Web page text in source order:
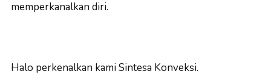
memperkanalkan diri.
Halo perkenalkan kami Sintesa Konveksi.